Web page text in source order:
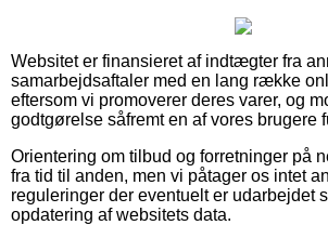
Websitet er finansieret af indtægter fra
samarbejdsaftaler med en lang række
eftersom vi promoverer deres varer, og
godtgørelse såfremt en af vores brugere
Orientering om tilbud og forretninger på
fra tid til anden, men vi påtager os intet
reguleringer der eventuelt er udarbejdet
opdatering af websitets data.